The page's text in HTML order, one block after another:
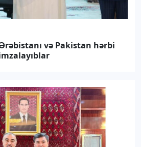
və Pakistan hərbi